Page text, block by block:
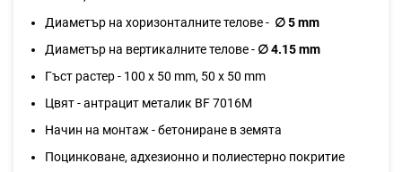
Диаметър на хоризонталните телове - ∅ 5 mm
Диаметър на вертикалните телове - ∅ 4.15 mm
Гъст растер - 100 x 50 mm, 50 x 50 mm
Цвят - антрацит металик BF 7016M
Начин на монтаж - бетониране в земята
Поцинковане, адхезионно и полиестерно покритие